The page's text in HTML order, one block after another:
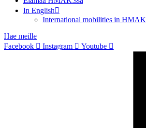
In English
International mobilities in HMAK
Hae meille
Facebook
Instagram Youtube